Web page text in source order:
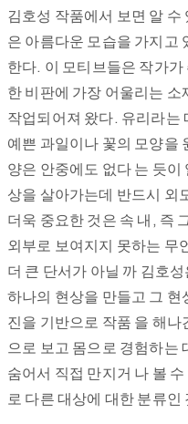
내
블
로
그
갤
러
리
쇼
핑
김호성 작품에서 보면 알
은 아름다운 모습을 가지고
한다. 이 모티브들은 작가
한 비판에 가장 어울리는 소
작업되어져 왔다. 유리라는
예쁜 과일이나 꽃의 모양을
양은 안중에도 없다 는 듯이
상을 살아가는데 반드시 외
더욱 중요한 것은 속 내, 즉
외부로 보여지지 못하는 무
더 큰 단서가 아닐 까 김호
하나의 현상을 만들고 그 현
진을 기반으로 작품 을 해
으로 보고 몸으로 경험하는
숨어서 직접 만지거 나 볼
로 다른 대상에 대한 분류인